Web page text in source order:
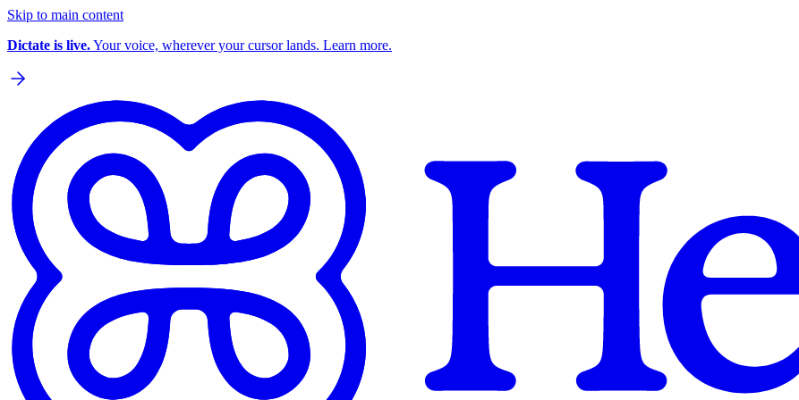
Skip to main content
Dictate is live.Your voice, wherever your cursor lands. Learn more.